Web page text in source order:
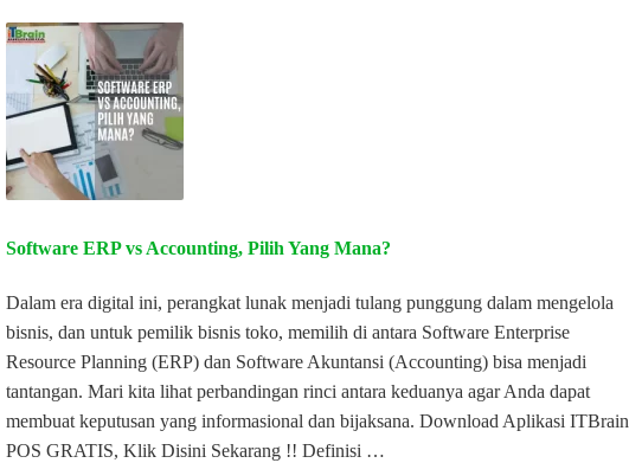
Software ERP vs Accounting, Pilih Yang Mana?
Dalam era digital ini, perangkat lunak menjadi tulang punggung dalam mengelola
bisnis, dan untuk pemilik bisnis toko, memilih di antara Software Enterprise
Resource Planning (ERP) dan Software Akuntansi (Accounting) bisa menjadi
tantangan. Mari kita lihat perbandingan rinci antara keduanya agar Anda dapat
membuat keputusan yang informasional dan bijaksana. Download Aplikasi ITBrain
POS GRATIS, Klik Disini Sekarang !! Definisi …